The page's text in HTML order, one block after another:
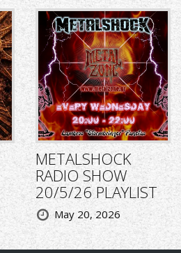
METALSHOCK
RADIO SHOW
20/5/26 PLAYLIST
May 20, 2026